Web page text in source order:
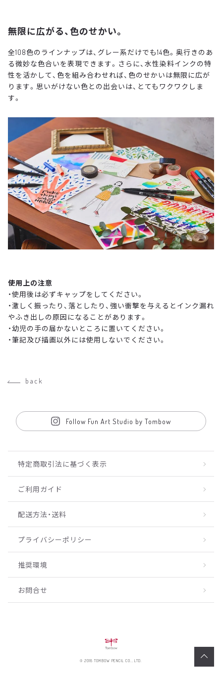
無限に広がる、色のせかい。
全108色のラインナップは、グレー系だけでも14色。奥行きのあ
る微妙な色合いを表現できます。さらに、水性染料インクの特
性を活かして、色を組み合わせれば、色のせかいは無限に広が
ります。思いがけない色との出会いは、とてもワクワクしま
す。
使用上の注意
・使用後は必ずキャップをしてください。
・激しく振ったり、落としたり、強い衝撃を与えるとインク漏れ
やふき出しの原因になることがあります。
・幼児の手の届かないところに置いてください。
・筆記及び描画以外には使用しないでください。
back
Follow Fun Art Studio by Tombow
特定商取引法に基づく表示
ご利用ガイド
配送方法・送料
プライバシーポリシー
推奨環境
お問合せ
© 2018 TOMBOW PENCIL CO., LTD.